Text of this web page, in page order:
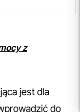
z
jest dla
do